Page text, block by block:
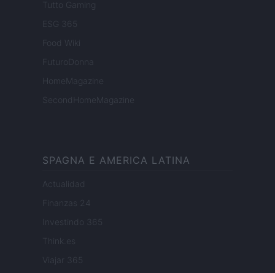
Tutto Gaming
ESG 365
Food Wiki
FuturoDonna
HomeMagazine
SecondHomeMagazine
SPAGNA E AMERICA LATINA
Actualidad
Finanzas 24
Investindo 365
Think.es
Viajar 365